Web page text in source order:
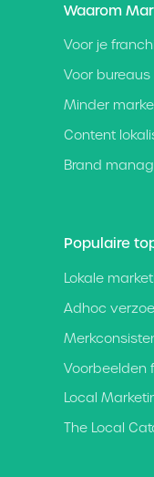
Waarom
Voor je
Voor bureaus
Minder
Content
Brand
Populaire
Lokale
Adhoc
Voorbeelden
Local
The Local